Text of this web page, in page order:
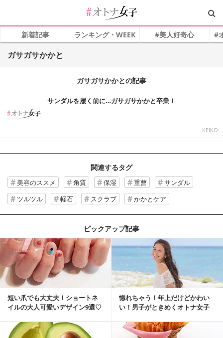
新着記事 ランキング・WEEK #美人好奇心 #
ガサガサかかと
ガサガサかかとの記事
サンダルを履く前に…ガサガサかかと卒業！
KEIKO
関連するタグ
美容のススメ 角質 保湿 重曹
サンダル
ツルツル
軽石 スクラブ かかとケア
ピックアップ記事
短い爪でも大丈夫！ショートネ
イルの大人可愛いデザイン9選♡
惚れちゃう！年上だけどかわい
い！男子がときめくオトナ女子